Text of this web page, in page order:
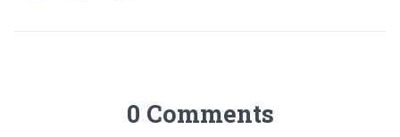
0 Comments